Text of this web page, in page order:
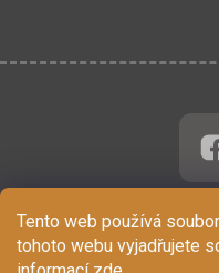
Tento web používá
tohoto webu vyjadřujete